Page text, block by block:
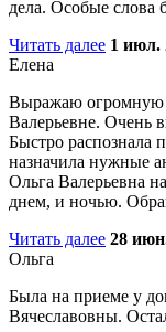
дела. Особые слова
Читать далее 1 июл.
Елена
Выражаю огромную
Валерьевне. Очень
Быстро распознала
назначила нужные
Ольга Валерьевна
днем, и ночью.
Читать далее 28
Ольга
Была на приеме у
Вячеславовны.